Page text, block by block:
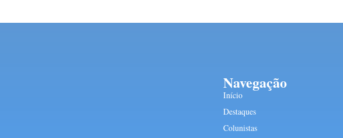
Navegação
Início
Destaques
Colunistas